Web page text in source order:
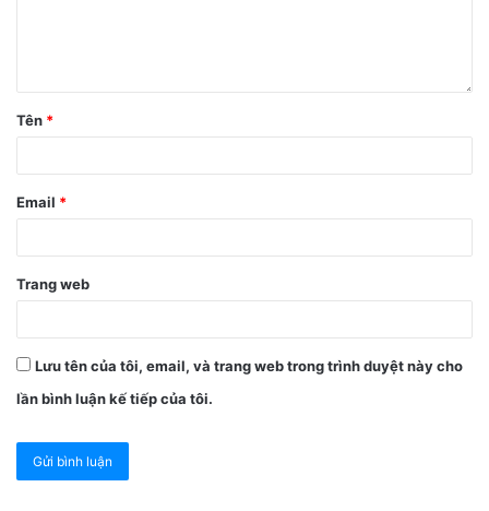
Tên *
Email *
Trang web
Lưu tên của tôi, email, và trang web trong trình duyệt này cho
lần bình luận kế tiếp của tôi.